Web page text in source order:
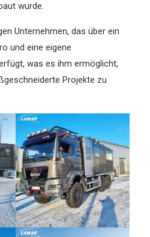
wurde.
Unternehmen, das über ein
und eine eigene
was es ihm ermöglicht,
Projekte zu